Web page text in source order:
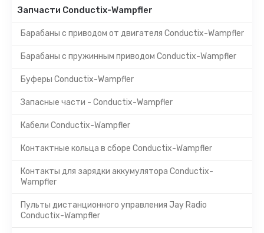
Запчасти Conductix-Wampfler
Барабаны с приводом от двигателя Conductix-Wampfler
Барабаны с пружинным приводом Conductix-Wampfler
Буферы Conductix-Wampfler
Запасные части - Conductix-Wampfler
Кабели Conductix-Wampfler
Контактные кольца в сборе Conductix-Wampfler
Контакты для зарядки аккумулятора Conductix-
Wampfler
Пульты дистанционного управления Jay Radio
Conductix-Wampfler